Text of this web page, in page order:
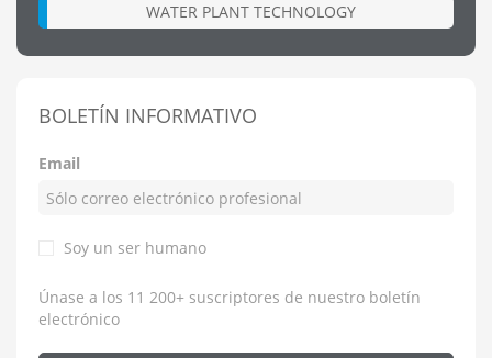
WATER PLANT TECHNOLOGY
BOLETÍN INFORMATIVO
Email
Soy un ser humano
Únase a los 11 200+ suscriptores de nuestro boletín
electrónico